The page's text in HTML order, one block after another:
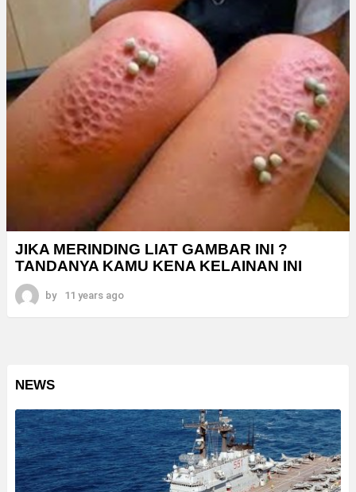
JIKA MERINDING LIAT GAMBAR INI ?
TANDANYA KAMU KENA KELAINAN INI
by 11 years ago
NEWS